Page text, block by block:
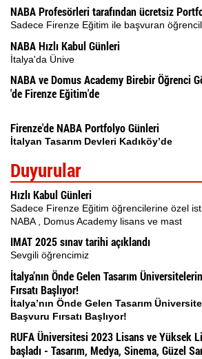
NABA Profesörleri tarafından ücretsiz
Sadece Firenze Eğitim ile başvuran
NABA Hızlı Kabul Günleri
İtalya'da Ünive
NABA ve Domus Academy Birebir Öğrenci
'de Firenze Eğitim'de
Firenze'de NABA Portfolyo Günleri
İtalyan Tasarım Devleri Kadıköy’de
Duyurular
Hızlı Kabul Günleri
Sadece Firenze Eğitim öğrencilerine özel
NABA , Domus Academy lisans ve mast
IMAT 2025 sınav tarihi açıklandı
Sevgili öğrencimiz
İtalya’nın Önde Gelen Tasarım
Fırsatı Başlıyor!
İtalya’nın Önde Gelen Tasarım
Başvuru Fırsatı Başlıyor!
RUFA Üniversitesi 2023 Lisans ve Yüksek
başladı - Tasarım, Medya, Sinema, Güzel